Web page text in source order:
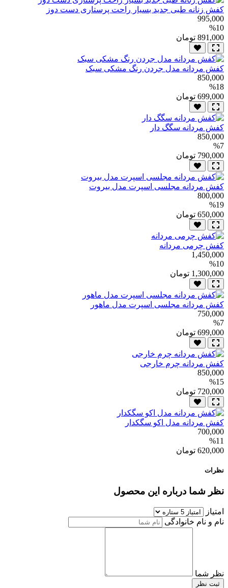
کفش زنانه طبی جدید بسیار راحت پرستاری دست دوز
995,000
%10
891,000 تومان
کفش مردانه مدل جردن رنگ مشکی سبک
850,000
%18
699,000 تومان
کفش مردانه سگگ دار
850,000
%7
790,000 تومان
کفش مردانه مجلسی اسپرت مدل بیروت
800,000
%19
650,000 تومان
کفش چرمی مردانه
1,450,000
%10
1,300,000 تومان
کفش مردانه مجلسی اسپرت مدل ماهور
750,000
%7
699,000 تومان
کفش مردانه چرم خارجی
850,000
%15
720,000 تومان
کفش مردانه مدل اکو سگکدار
700,000
%11
620,000 تومان
نظرات
نظر شما درباره این محصول
امتیاز
نام و نام خانوادگی
نظر شما
ثبت نظر